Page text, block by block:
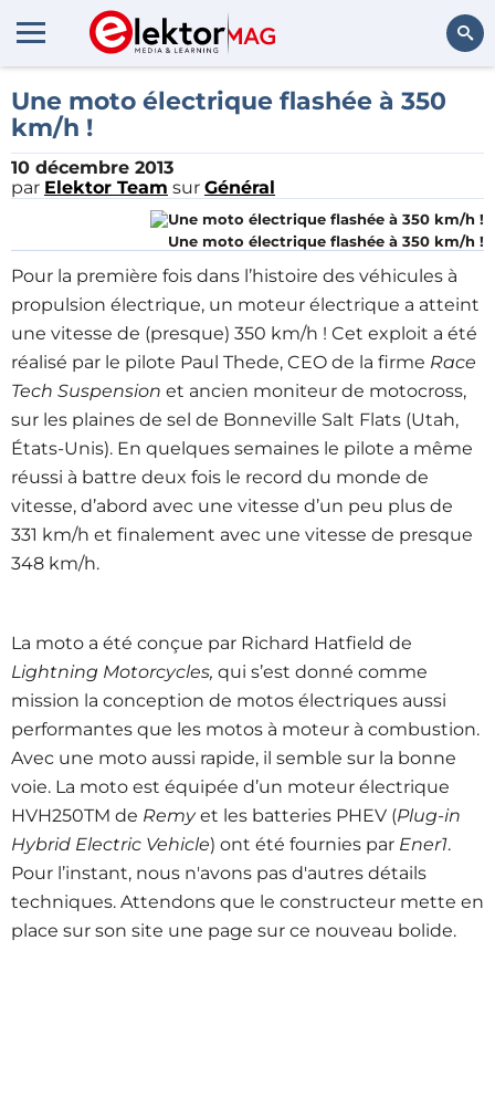
Rechercher
Une moto électrique flashée à 350
km/h !
10 décembre 2013
par Elektor Team sur Général
Une moto électrique flashée à 350 km/h !
Pour la première fois dans l’histoire des véhicules à
propulsion électrique, un moteur électrique a atteint
une vitesse de (presque) 350 km/h ! Cet exploit a été
réalisé par le pilote Paul Thede, CEO de la firme Race
Tech Suspension et ancien moniteur de motocross,
sur les plaines de sel de Bonneville Salt Flats (Utah,
États-Unis). En quelques semaines le pilote a même
réussi à battre deux fois le record du monde de
vitesse, d’abord avec une vitesse d’un peu plus de
331 km/h et finalement avec une vitesse de presque
348 km/h.
La moto a été conçue par Richard Hatfield de
Lightning Motorcycles, qui s’est donné comme
mission la conception de motos électriques aussi
performantes que les motos à moteur à combustion.
Avec une moto aussi rapide, il semble sur la bonne
voie. La moto est équipée d’un moteur électrique
HVH250TM de Remyet les batteries PHEV (Plug-in
Hybrid Electric Vehicle) ont été fournies par Ener1.
Pour l’instant, nous n'avons pas d'autres détails
techniques. Attendons que le constructeur mette en
place sur son site une page sur ce nouveau bolide.